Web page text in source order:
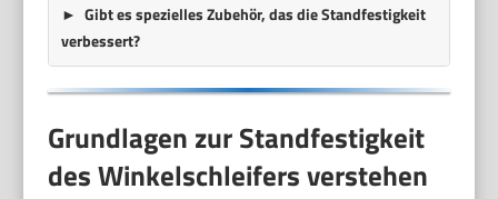
Gibt es spezielles Zubehör, das die Standfestigkeit
verbessert?
Grundlagen zur Standfestigkeit
des Winkelschleifers verstehen